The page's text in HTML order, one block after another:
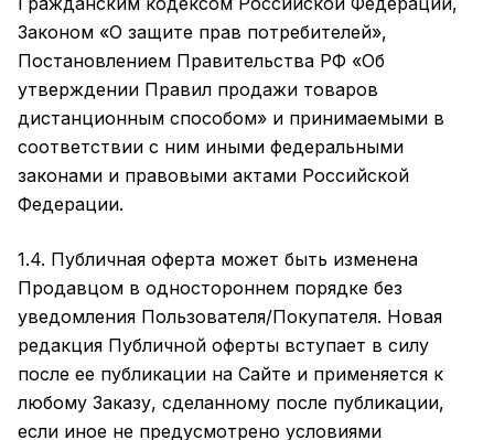
Законом «О защите прав потребителей»,
Постановлением Правительства РФ «Об
утверждении Правил продажи товаров
дистанционным способом» и принимаемыми в
соответствии с ним иными федеральными
законами и правовыми актами Российской
Федерации.
1.4. Публичная оферта может быть изменена
Продавцом в одностороннем порядке без
уведомления Пользователя/Покупателя. Новая
редакция Публичной оферты вступает в силу
после ее публикации на Сайте и применяется к
любому Заказу, сделанному после публикации,
если иное не предусмотрено условиями